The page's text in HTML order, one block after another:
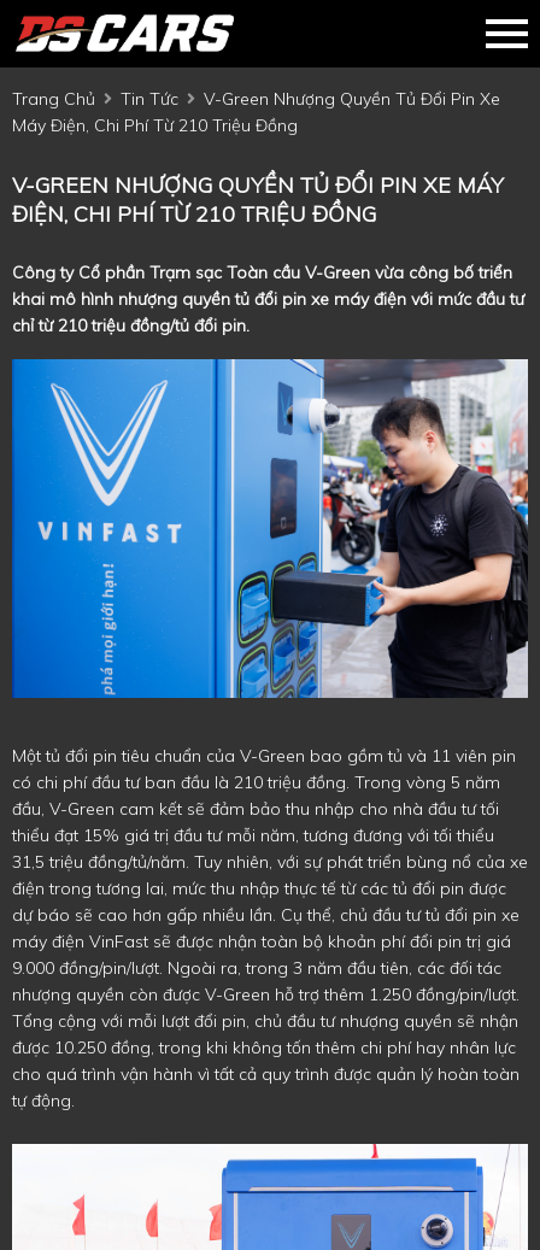
Trang Chủ Tin Tức
V-Green Nhượng Quyền Tủ Đổi Pin Xe
Máy Điện, Chi Phí Từ 210 Triệu Đồng
V-GREEN NHƯỢNG QUYỀN TỦ ĐỔI PIN XE MÁY
ĐIỆN, CHI PHÍ TỪ 210 TRIỆU ĐỒNG
Công ty Cổ phần Trạm sạc Toàn cầu V-Green vừa công bố triển
khai mô hình nhượng quyền tủ đổi pin xe máy điện với mức đầu tư
chỉ từ 210 triệu đồng/tủ đổi pin.
Một tủ đổi pin tiêu chuẩn của V-Green bao gồm tủ và 11 viên pin
có chi phí đầu tư ban đầu là 210 triệu đồng. Trong vòng 5 năm
đầu, V-Green cam kết sẽ đảm bảo thu nhập cho nhà đầu tư tối
thiểu đạt 15% giá trị đầu tư mỗi năm, tương đương với tối thiểu
31,5 triệu đồng/tủ/năm. Tuy nhiên, với sự phát triển bùng nổ của xe
điện trong tương lai, mức thu nhập thực tế từ các tủ đổi pin được
dự báo sẽ cao hơn gấp nhiều lần. Cụ thể, chủ đầu tư tủ đổi pin xe
máy điện VinFast sẽ được nhận toàn bộ khoản phí đổi pin trị giá
9.000 đồng/pin/lượt. Ngoài ra, trong 3 năm đầu tiên, các đối tác
nhượng quyền còn được V-Green hỗ trợ thêm 1.250 đồng/pin/lượt.
Tổng cộng với mỗi lượt đổi pin, chủ đầu tư nhượng quyền sẽ nhận
được 10.250 đồng, trong khi không tốn thêm chi phí hay nhân lực
cho quá trình vận hành vì tất cả quy trình được quản lý hoàn toàn
tự động.